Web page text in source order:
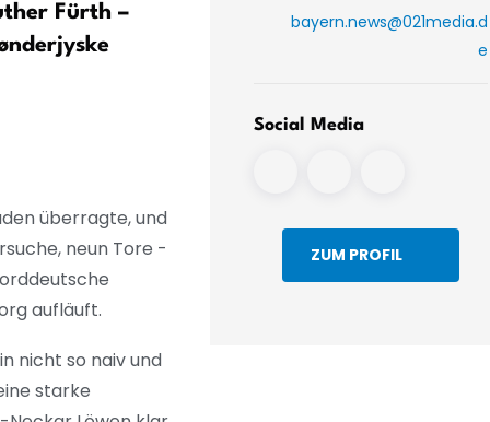
Fürth –
Marinković verfehlt
überragte, und
neun Tore -
aufläuft.
nicht so naiv und
starke
bayern.news@021media.d
e
Social Media
ZUM PROFIL